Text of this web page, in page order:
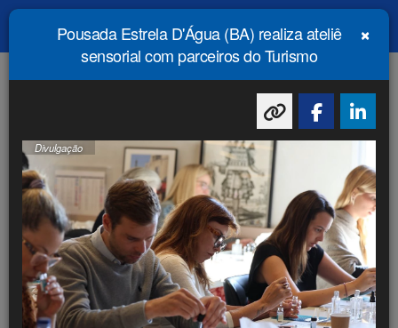
FLASHES DO TURISMO
Divulgação
×
Pousada Estrela D'Água (BA) realiza ateliê
sensorial com parceiros do Turismo
Divulgação